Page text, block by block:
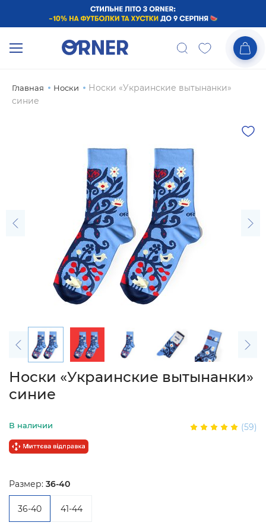
Главная Носки
Носки «Украинские вытынанки»
синие
Носки «Украинские вытынанки»
синие
В наличии (59)
Размер: 36-40
36-40 41-44